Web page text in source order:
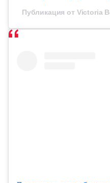
Публикация от Victoria